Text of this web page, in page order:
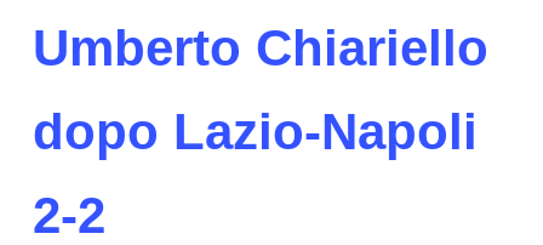
Umberto Chiariello
dopo Lazio-Napoli
2-2